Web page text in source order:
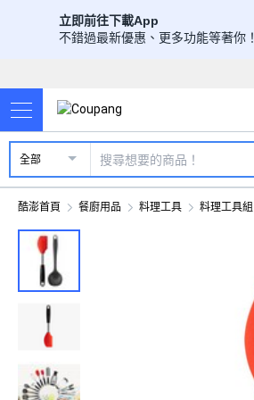
立即前往下載App
不錯過最新優惠、更多功能等著你！
全部
酷澎首頁 餐廚用品 料理工具 料理工具組